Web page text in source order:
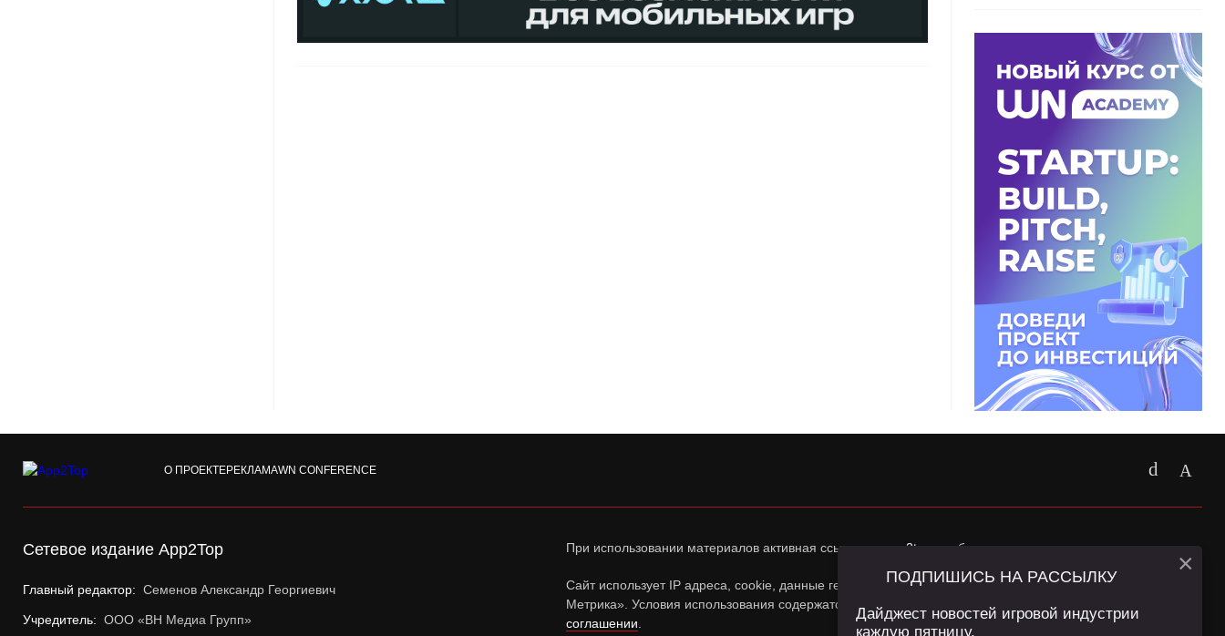
О ПРОЕКТЕРЕКЛАМАWN CONFERENCE
Сетевое издание App2Top
Главный редактор: Семенов Александр Георгиевич
Учредитель: ООО «ВН Медиа Групп»
При использовании материалов активная ссылка наapp2top.ruобязательна.
Сайт использует IP адреса, cookie, данные геолокации Пользователей сайта и сервис «Яндекс
Метрика». Условия использования содержатся в
Политике конфиденциальностии
соглашении
ПОДПИШИСЬ НА РАССЫЛКУ
Дайджест новостей игровой индустрии
каждую пятницу.
×